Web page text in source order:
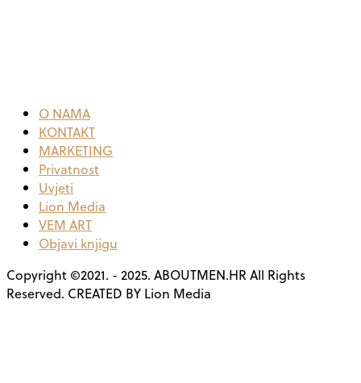
O NAMA
KONTAKT
MARKETING
Privatnost
Uvjeti
Lion Media
VEM ART
Objavi knjigu
Copyright ©2021. - 2025. ABOUTMEN.HR All Rights
Reserved. CREATED BY Lion Media